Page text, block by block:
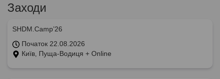
Заходи
SHDM.Camp’26
Початок 22.08.2026
Київ, Пуща-Водиця + Online